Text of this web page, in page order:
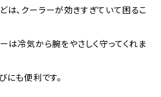
、クーラーが効きすぎていて困るこ
は冷気から腕をやさしく守ってくれま
にも便利です。